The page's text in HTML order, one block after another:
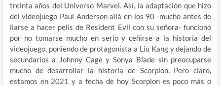
treinta años del Universo Marvel. Así, la adaptación que hizo
del videojuego Paul Anderson allá en los 90 -mucho antes de
liarse a hacer pelis de Resident Evil con su señora- funcionó
por no tomarse mucho en serio y ceñírse a la historia del
videojuego, poniendo de protagonista a Liu Kang y dejando de
secundarios a Johnny Cage y Sonya Blade sin preocuparse
mucho de desarrollar la historia de Scorpion. Pero claro,
estamos en 2021 y a fecha de hoy Scorpion es poco más o